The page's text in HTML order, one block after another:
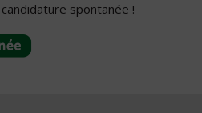
spontanée !